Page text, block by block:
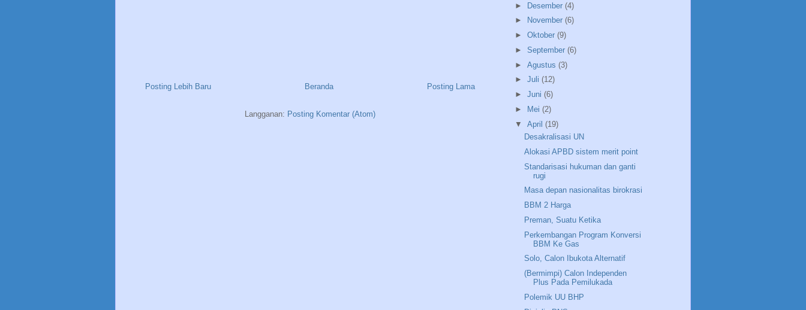
Posting Lebih Baru Posting Lama
Beranda
Langganan: Posting Komentar (Atom)
► Desember (4)
►
November (6)
► Oktober (9)
► September (6)
► Agustus (3)
► Juli (12)
► Juni (6)
►
Mei (2)
▼ April (19)
Desakralisasi UN
Alokasi APBD sistem merit point
Standarisasi hukuman dan ganti
rugi
Masa depan nasionalitas birokrasi
BBM 2 Harga
Preman, Suatu Ketika
Perkembangan Program Konversi
BBM Ke Gas
Solo, Calon Ibukota Alternatif
(Bermimpi) Calon Independen
Plus Pada Pemilukada
Polemik UU BHP